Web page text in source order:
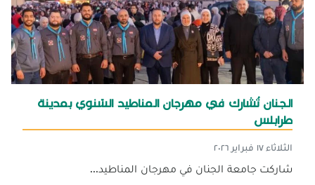
الجنان تُشارك في مهرجان المناطيد السّنوي بمدينة
طرابلس
الثلاثاء ١٧ فبراير ٢٠٢٦
شاركت جامعة الجنان في مهرجان المناطيد...